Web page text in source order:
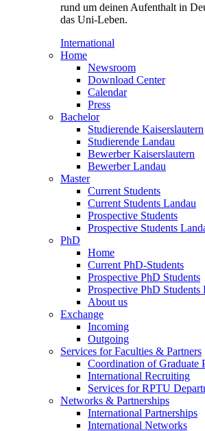
rund um deinen Aufenthalt in
das Uni-Leben.
International
Home
Newsroom
Download Center
Calendar
Press
Bachelor
Studierende Kaiserslautern
Studierende Landau
Bewerber Kaiserslautern
Bewerber Landau
Master
Current Students
Current Students Landau
Prospective Students
Prospective Students
PhD
Home
Current PhD-Students
Prospective PhD Students
Prospective PhD Students
About us
Exchange
Incoming
Outgoing
Services for Faculties & Partners
Coordination of Graduate
International Recruiting
Services for RPTU
Networks & Partnerships
International Partnerships
International Networks